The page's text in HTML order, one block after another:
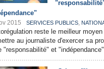
2015 SERVICES PUBLICS,
reste le meilleur
au journaliste d'exercer sa
"responsabilité" et